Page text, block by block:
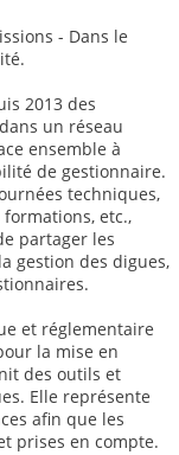
- Dans le
2013 des
un réseau
ensemble à
de gestionnaire.
techniques,
etc.,
partager les
gestion des digues,
et réglementaire
la mise en
des outils et
Elle représente
afin que les
prises en compte.